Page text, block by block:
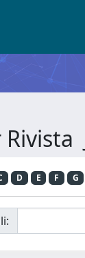
D E F G